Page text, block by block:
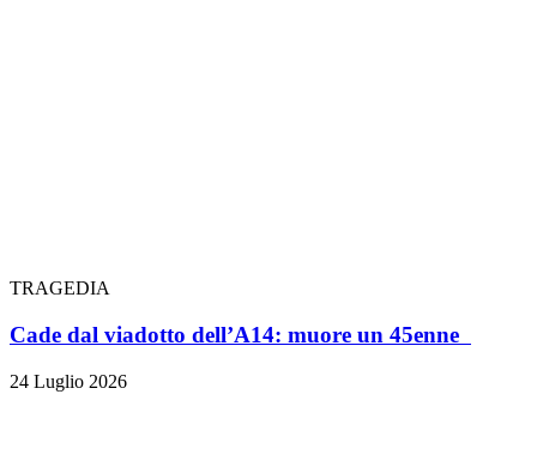
TRAGEDIA
Cade dal viadotto dell’A14: muore un 45enne
24 Luglio 2026